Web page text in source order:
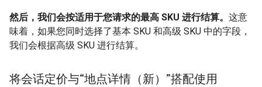
然后，我们会按适用于您请求的最高 SKU 进行结算。 这意
味着，如果您同时选择了基本 SKU 和高级 SKU 中的字段，
我们会根据高级 SKU 进行结算。
将会话定价与“地点详情（新）”搭配使用